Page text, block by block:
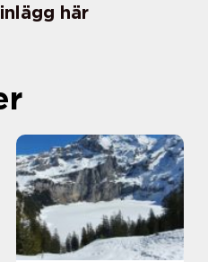
här